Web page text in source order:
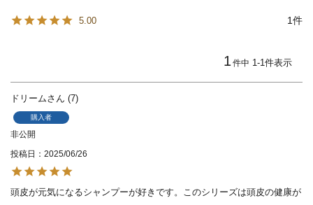
5.00 1
1 件中 1-1件表示
ドリーム 7
購入者
非公開
投稿日
2025/06/26
頭皮が元気になるシャンプーが好きです。このシリーズは頭皮の健康が